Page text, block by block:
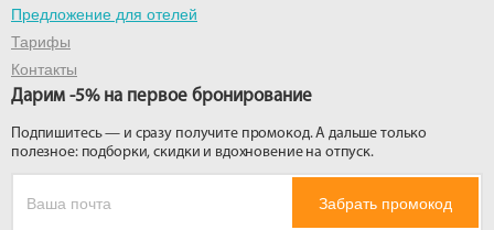
Предложение для отелей
Тарифы
Контакты
Дарим -5% на первое бронирование
Подпишитесь — и сразу получите промокод. А дальше только
полезное: подборки, скидки и вдохновение на отпуск.
Забрать промокод